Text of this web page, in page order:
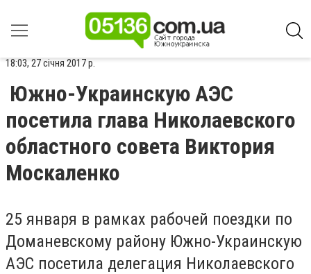
18:03, 27 січня 2017 р.
Южно-Украинскую АЭС
посетила глава Николаевского
областного совета Виктория
Москаленко
25 января в рамках рабочей поездки по
Доманевскому району Южно-Украинскую
АЭС посетила делегация Николаевского